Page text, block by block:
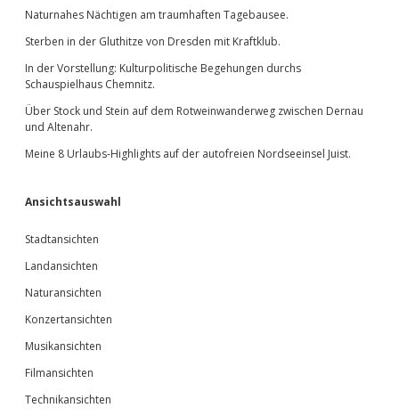
Naturnahes Nächtigen am traumhaften Tagebausee.
Sterben in der Gluthitze von Dresden mit Kraftklub.
In der Vorstellung: Kulturpolitische Begehungen durchs
Schauspielhaus Chemnitz.
Über Stock und Stein auf dem Rotweinwanderweg zwischen Dernau
und Altenahr.
Meine 8 Urlaubs-Highlights auf der autofreien Nordseeinsel Juist.
Ansichtsauswahl
Stadtansichten
Landansichten
Naturansichten
Konzertansichten
Musikansichten
Filmansichten
Technikansichten